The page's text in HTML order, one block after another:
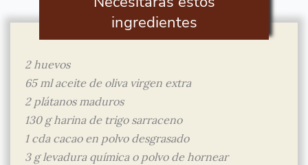
ingredientes
2 huevos
65 ml aceite de oliva virgen extra
2 plátanos maduros
130 g harina de trigo sarraceno
1 cda cacao en polvo desgrasado
3 g levadura química o polvo de hornear